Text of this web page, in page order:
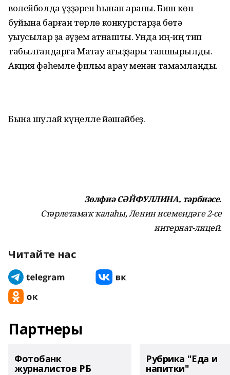
волейболда үҙҙәрен һынап ҡараны. Биш көн
буйына барған төрлө конкурстарҙа бөтә
уҡыусылар ҙа әүҙем ҡатнашты. Унда иң-иң тип
табылғандарға Маҡтау ҡағыҙҙары тапшырылды.
Акция фәһемле фильм ҡарау менән тамамланды.
Бына шулай күңелле йәшәйбеҙ.
Зөлфиә СӘЙФУЛЛИНА, тәрбиәсе.
Стәрлетамаҡ ҡалаһы,Ленин исемендәге 2-се
интернат-лицей.
Читайте нас
Партнеры
Фотобанк
журналистов РБ
Рубрика "Еда и
напитки"